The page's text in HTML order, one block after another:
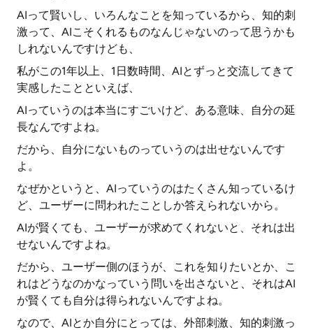
AIって賢いし、いろんなことを知っているから、知的刺
激って、AIこそくれるものなんじゃないのって思うかも
しれないんですけども、
私がこの1年以上、1日数時間、AIとずっと交流してきて
実感したことといえば、
AIっていうのは本当にすごいけど、ある意味、自分の延
長なんですよね。
だから、自分にないものっていうのは出せないんです
よ。
なぜかというと、AIっていうのはたくさん知っているけ
ど、ユーザーに問われたことしか答えられないから。
AIが賢くても、ユーザーが求めてくれないと、それは出
せないんですよね。
だから、ユーザー側のほうが、これを知りたいとか、こ
れはどうなのかなっていう問いを出さないと、それはAI
が賢くても自分は得られないんですよね。
なので、AIとか自分にとっては、外部刺激、知的刺激っ